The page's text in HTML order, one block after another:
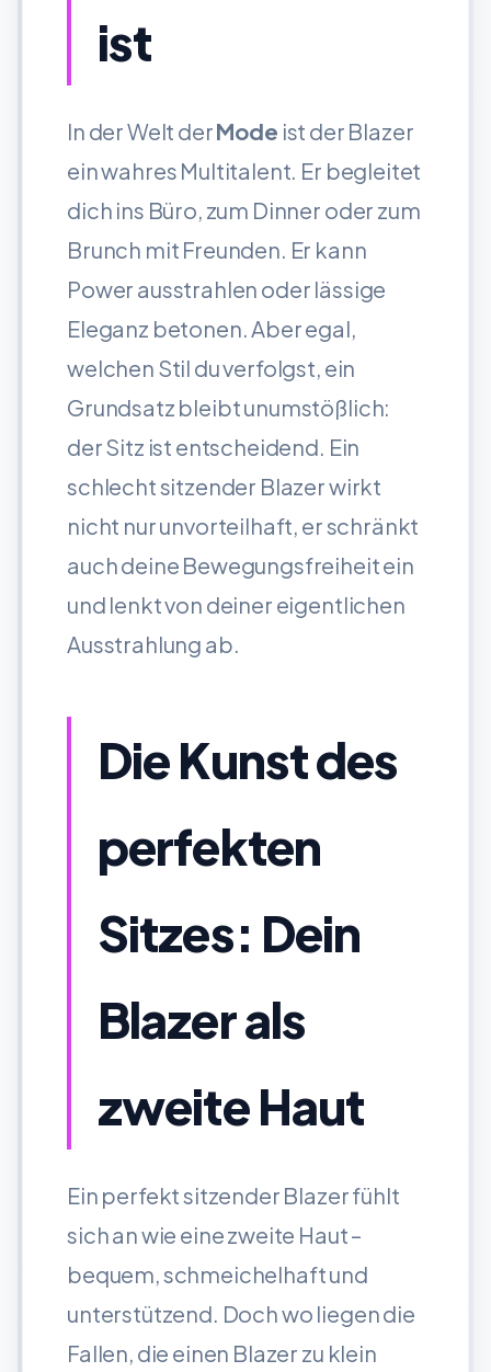
ist
In der Welt derMode ist der Blazer
ein wahres Multitalent. Er begleitet
dich ins Büro, zum Dinner oder zum
Brunch mit Freunden. Er kann
Power ausstrahlen oder lässige
Eleganz betonen. Aber egal,
welchen Stil du verfolgst, ein
Grundsatz bleibt unumstößlich:
der Sitz ist entscheidend. Ein
schlecht sitzender Blazer wirkt
nicht nur unvorteilhaft, er schränkt
auch deine Bewegungsfreiheit ein
und lenkt von deiner eigentlichen
Ausstrahlung ab.
Die Kunst des
perfekten
Sitzes: Dein
Blazer als
zweite Haut
Ein perfekt sitzender Blazer fühlt
sich an wie eine zweite Haut –
bequem, schmeichelhaft und
unterstützend. Doch wo liegen die
Fallen, die einen Blazer zu klein